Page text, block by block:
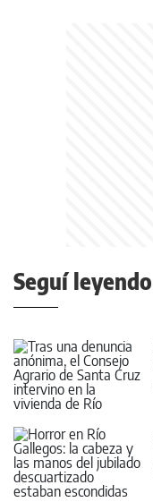
Seguí leyendo